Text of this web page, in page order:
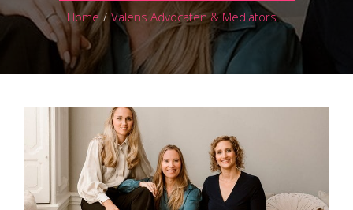
Home / Valens Advocaten & Mediators